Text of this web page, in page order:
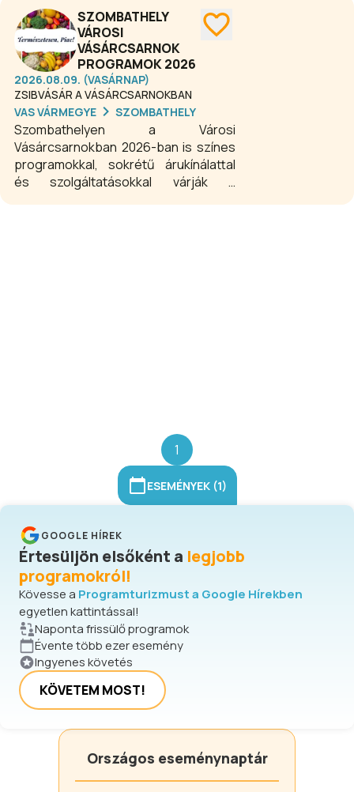
SZOMBATHELY
VÁROSI
VÁSÁRCSARNOK
PROGRAMOK 2026
2026.08.09. (VASÁRNAP)
ZSIBVÁSÁR A VÁSÁRCSARNOKBAN
VAS VÁRMEGYE
SZOMBATHELY
Szombathelyen a Városi
Vásárcsarnokban 2026-ban is színes
programokkal, sokrétű árukínálattal
és szolgáltatásokkal várják a
1
ESEMÉNYEK (1)
GOOGLE HÍREK
Értesüljön elsőként a legjobb
programokról!
Kövesse a Programturizmust a Google Hírekben
egyetlen kattintással!
Naponta frissülő programok
Évente több ezer esemény
Ingyenes követés
KÖVETEM MOST!
Országos eseménynaptár